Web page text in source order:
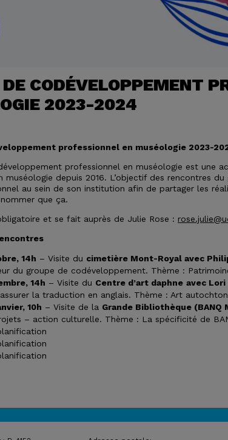
CODÉVELOPPEMENT
2023-2024
professionnel en muséologie 2023-
professionnel en muséologie est une
depuis 2016. L’objectif des rencontres
au sein de son institution afin de partager les
que ça.
et se fait auprès de Julie Rose :
14h – Visite du cimetière Mont-Royal avec
du groupe de codéveloppement. Thème :
14h – Visite du Centre d’art daphne avec Lori
la traduction en anglais. Thème : Art
10h – Visite de la Grande Bibliothèque (BANQ
– action culturelle. Thème : La spécificité de